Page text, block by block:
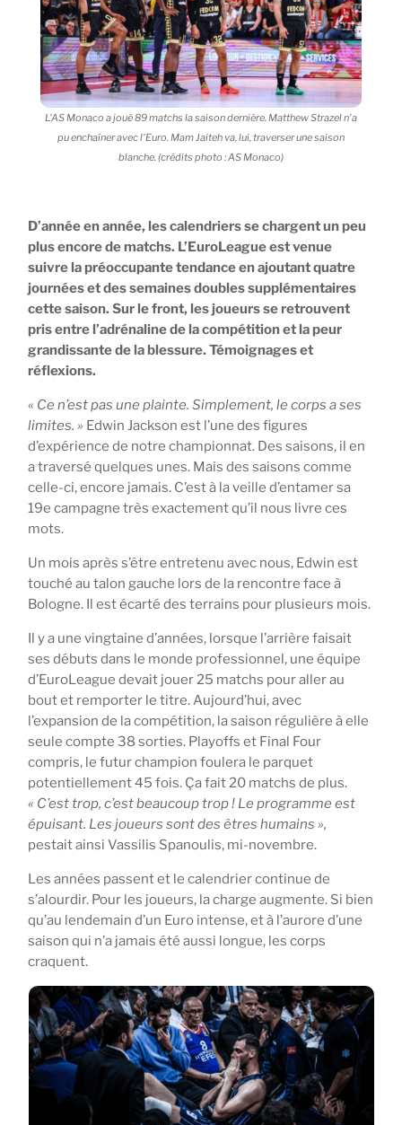
L'AS Monaco a joué 89 matchs la saison dernière. Matthew Strazel n'a
pu enchaîner avec l'Euro. Mam Jaiteh va, lui, traverser une saison
blanche. (crédits photo : AS Monaco)
D’année en année, les calendriers se chargent un peu
plus encore de matchs. L’EuroLeague est venue
suivre la préoccupante tendance en ajoutant quatre
journées et des semaines doubles supplémentaires
cette saison. Sur le front, les joueurs se retrouvent
pris entre l’adrénaline de la compétition et la peur
grandissante de la blessure. Témoignages et
réflexions.
« Ce n’est pas une plainte. Simplement, le corps a ses
limites. » Edwin Jackson est l’une des figures
d’expérience de notre championnat. Des saisons, il en
a traversé quelques unes. Mais des saisons comme
celle-ci, encore jamais. C’est à la veille d’entamer sa
19e campagne très exactement qu’il nous livre ces
mots.
Un mois après s’être entretenu avec nous, Edwin est
touché au talon gauche lors de la rencontre face à
Bologne. Il est écarté des terrains pour plusieurs mois.
Il y a une vingtaine d’années, lorsque l’arrière faisait
ses débuts dans le monde professionnel, une équipe
d’EuroLeague devait jouer 25 matchs pour aller au
bout et remporter le titre. Aujourd’hui, avec
l’expansion de la compétition, la saison régulière à elle
seule compte 38 sorties. Playoffs et Final Four
compris, le futur champion foulera le parquet
potentiellement 45 fois. Ça fait 20 matchs de plus.
« C’est trop, c’est beaucoup trop ! Le programme est
épuisant. Les joueurs sont des êtres humains »,
pestait ainsi Vassilis Spanoulis, mi-novembre.
Les années passent et le calendrier continue de
s’alourdir. Pour les joueurs, la charge augmente. Si bien
qu’au lendemain d’un Euro intense, et à l’aurore d’une
saison qui n’a jamais été aussi longue, les corps
craquent.